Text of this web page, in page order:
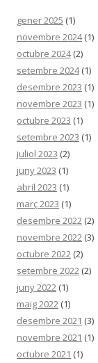
gener 2025 (1)
novembre 2024(1)
octubre 2024(2)
setembre 2024(1)
desembre 2023 (1)
novembre 2023 (1)
octubre 2023 (1)
setembre 2023 (1)
juliol 2023 (2)
juny 2023 (1)
abril 2023 (1)
març 2023 (1)
desembre 2022 (2)
novembre 2022 (3)
octubre 2022 (2)
setembre 2022 (2)
juny 2022 (1)
maig 2022 (1)
desembre 2021 (3)
novembre 2021 (1)
octubre 2021 (1)